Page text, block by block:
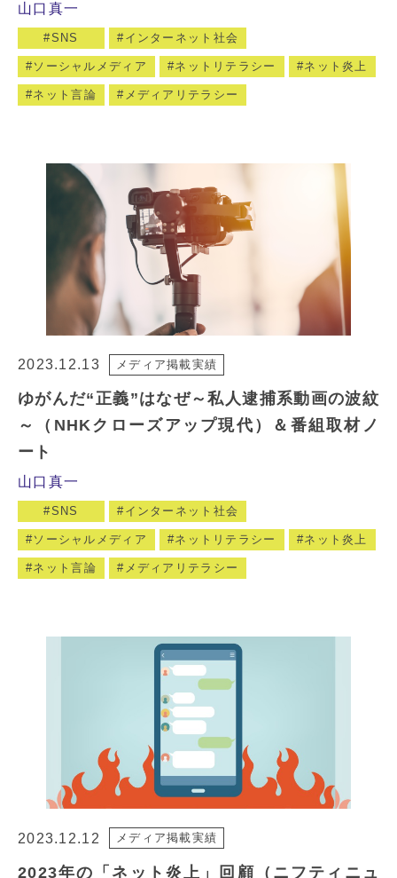
山口真一
SNS インターネット社会
ソーシャルメディア ネットリテラシー ネット炎上
ネット言論 メディアリテラシー
2023.12.13 メディア掲載実績
ゆがんだ“正義”はなぜ～私人逮捕系動画の波紋
～（NHKクローズアップ現代）＆番組取材ノ
ート
山口真一
SNS インターネット社会
ソーシャルメディア ネットリテラシー ネット炎上
ネット言論 メディアリテラシー
2023.12.12 メディア掲載実績
2023年の「ネット炎上」回顧（ニフティニュ